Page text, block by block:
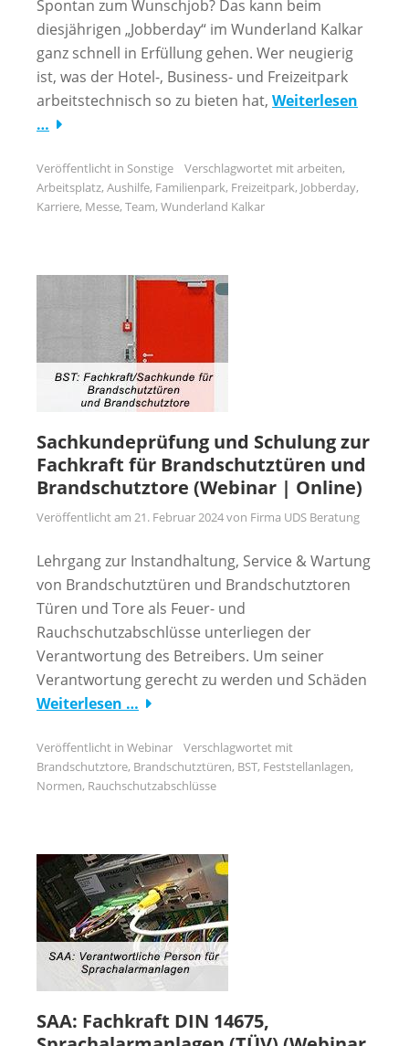
Spontan zum Wunschjob? Das kann beim
diesjährigen „Jobberday“ im Wunderland Kalkar
ganz schnell in Erfüllung gehen. Wer neugierig
ist, was der Hotel-, Business- und Freizeitpark
arbeitstechnisch so zu bieten hat, Weiterlesen
…
Veröffentlicht in Sonstige Verschlagwortet mit arbeiten,
Arbeitsplatz, Aushilfe, Familienpark, Freizeitpark, Jobberday,
Karriere, Messe, Team, Wunderland Kalkar
Sachkundeprüfung und Schulung zur
Fachkraft für Brandschutztüren und
Brandschutztore (Webinar | Online)
Veröffentlicht am 21. Februar 2024von Firma UDS Beratung
Lehrgang zur Instandhaltung, Service & Wartung
von Brandschutztüren und Brandschutztoren
Türen und Tore als Feuer- und
Rauchschutzabschlüsse unterliegen der
Verantwortung des Betreibers. Um seiner
Verantwortung gerecht zu werden und Schäden
Weiterlesen …
Veröffentlicht in Webinar
Verschlagwortet mit
Brandschutztore, Brandschutztüren, BST, Feststellanlagen,
Normen, Rauchschutzabschlüsse
SAA: Fachkraft DIN 14675,